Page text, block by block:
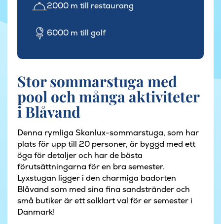
2000 m till restaurang
6000 m till golf
Stor sommarstuga med
pool och många aktiviteter
i Blåvand
Denna rymliga Skanlux-sommarstuga, som har
plats för upp till 20 personer, är byggd med ett
öga för detaljer och har de bästa
förutsättningarna för en bra semester.
Lyxstugan ligger i den charmiga badorten
Blåvand som med sina fina sandstränder och
små butiker är ett solklart val för er semester i
Danmark!